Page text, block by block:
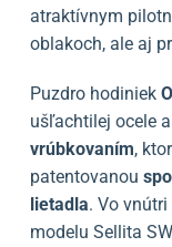
atraktívnym
oblakoch, ale aj
Puzdro hodiniek
ušľachtilej ocele
vrúbkovaním,
patentovanou
lietadla. Vo
modelu Sellita